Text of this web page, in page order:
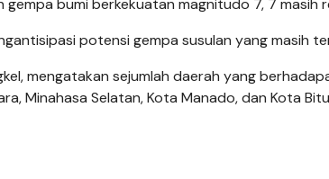
bumi berkekuatan magnitudo 7, 7 masih
potensi gempa susulan yang masih
mengatakan sejumlah daerah yang
Minahasa Selatan, Kota Manado, dan Kota